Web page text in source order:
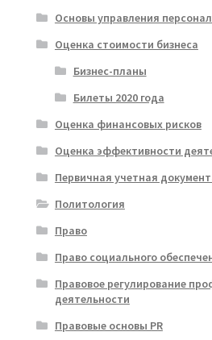
Основы управления
Оценка стоимости бизнеса
Бизнес-планы
Билеты 2020 года
Оценка финансовых рисков
Оценка эффективности
Первичная учетная
Политология
Право
Право социального
Правовое регулирование
деятельности
Правовые основы PR